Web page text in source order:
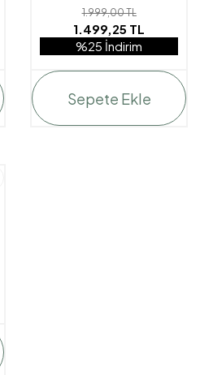
1.999,00 TL
1.499,25 TL
%25 İndirim
Sepete Ekle